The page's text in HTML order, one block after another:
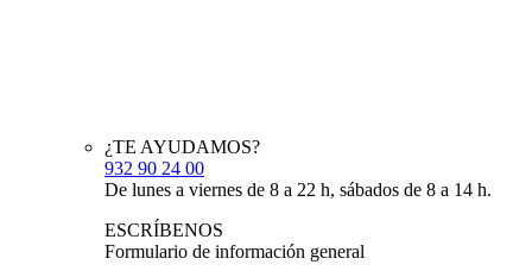
¿TE AYUDAMOS?
932 90 24 00
De lunes a viernes de 8 a 22 h, sábados de 8 a 14 h.
ESCRÍBENOS
Formulario de información general